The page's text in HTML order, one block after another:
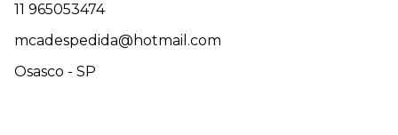
11 965053474
mcadespedida@hotmail.com
Osasco - SP